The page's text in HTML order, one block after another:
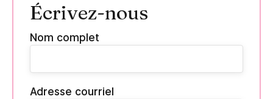
Écrivez-nous
Nom complet
Adresse courriel